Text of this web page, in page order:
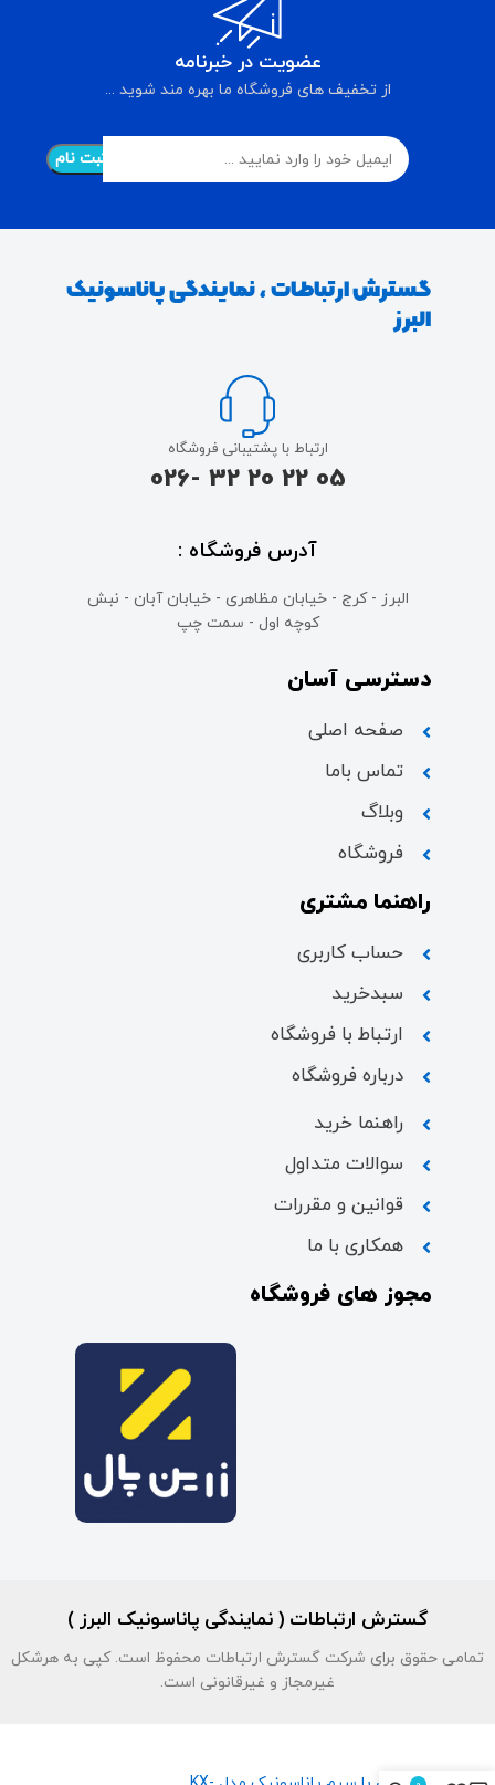
عضویت در خبرنامه
از تخفیف های فروشگاه ما بهره مند شوید ...
گسترش ارتباطات ، نمایندگی پاناسونیک
البرز
ارتباط با پشتیبانی فروشگاه
05 22 20 32 -026
آدرس فروشگاه :
البرز - کرج - خیابان مظاهری - خیابان آبان - نبش
کوچه اول - سمت چپ
دسترسی آسان
صفحه اصلی
تماس باما
وبلاگ
فروشگاه
راهنما مشتری
حساب کاربری
سبدخرید
ارتباط با فروشگاه
درباره فروشگاه
راهنما خرید
سوالات متداول
قوانین و مقررات
همکاری با ما
مجوز های فروشگاه
گسترش ارتباطات ( نمایندگی پاناسونیک البرز )
تمامی حقوق برای شرکت گسترش ارتباطات محفوظ است. کپی به هرشکل
غیرمجاز و غیرقانونی است.